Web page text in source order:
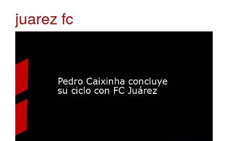
juarez fc